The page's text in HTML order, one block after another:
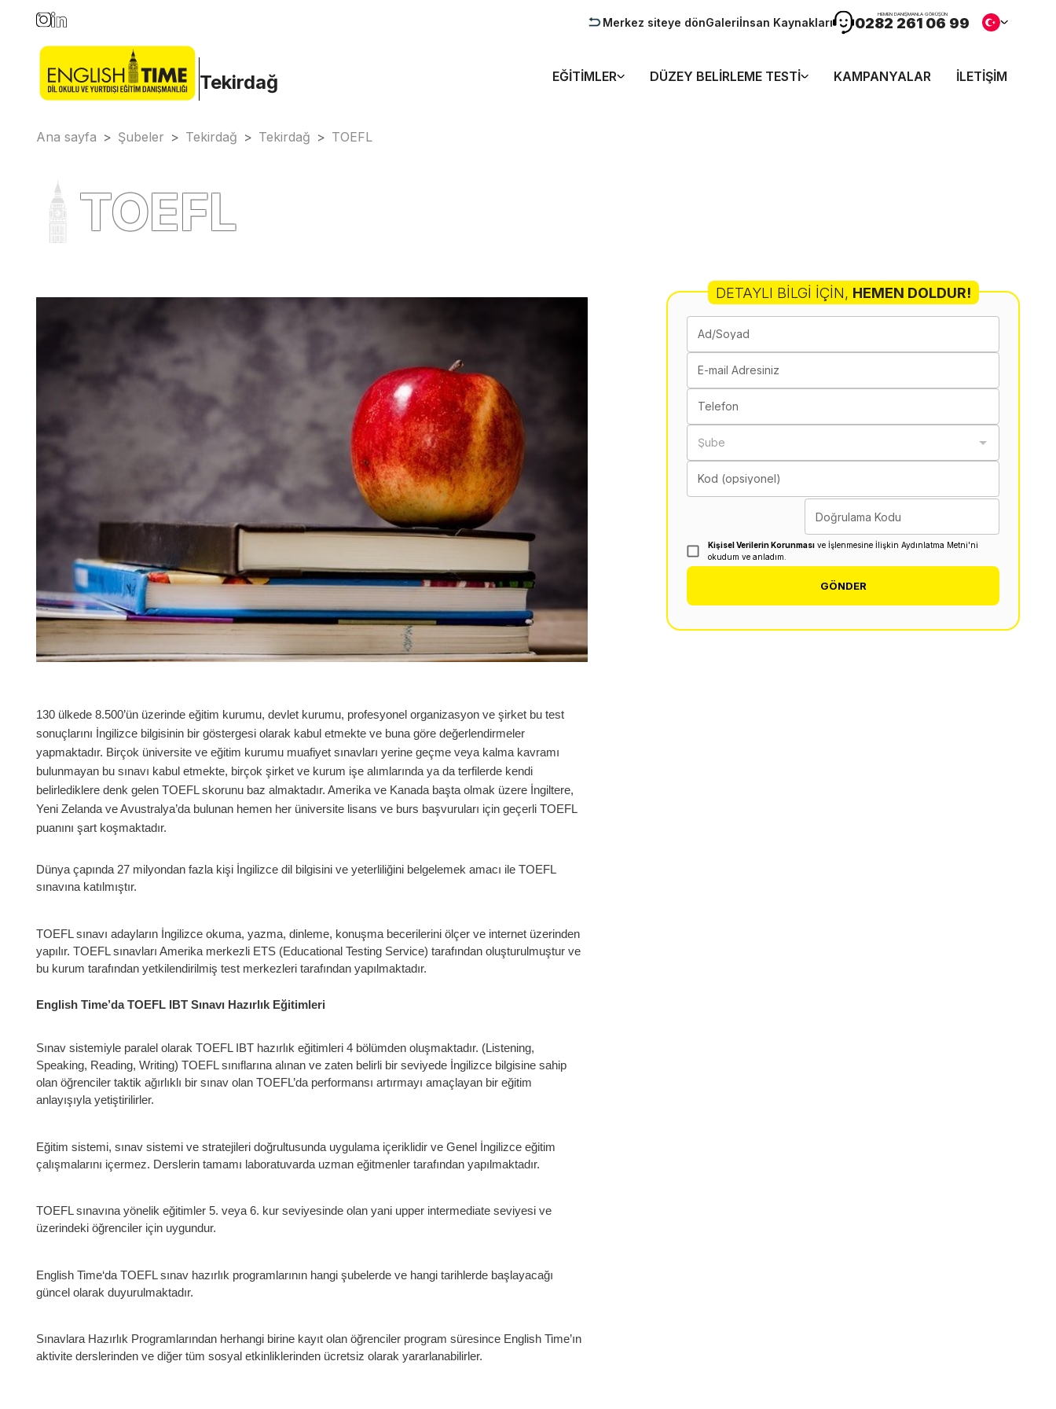
Merkez siteye dönGaleriİnsan Kaynakları
HEMEN DANIŞMANLA GÖRÜŞÜN
0282 261 06 99
Tekirdağ EĞITIMLER DÜZEY BELIRLEME TESTI KAMPANYALAR İLETIŞIM
Ana sayfa > Şubeler > Tekirdağ > Tekirdağ > TOEFL
TOEFL
130 ülkede 8.500’ün üzerinde eğitim kurumu, devlet kurumu, profesyonel organizasyon ve şirket bu test
sonuçlarını İngilizce bilgisinin bir göstergesi olarak kabul etmekte ve buna göre değerlendirmeler
yapmaktadır. Birçok üniversite ve eğitim kurumu muafiyet sınavları yerine geçme veya kalma kavramı
bulunmayan bu sınavı kabul etmekte, birçok şirket ve kurum işe alımlarında ya da terfilerde kendi
belirlediklere denk gelen TOEFL skorunu baz almaktadır. Amerika ve Kanada başta olmak üzere İngiltere,
Yeni Zelanda ve Avustralya’da bulunan hemen her üniversite lisans ve burs başvuruları için geçerli TOEFL
puanını şart koşmaktadır.
Dünya çapında 27 milyondan fazla kişi İngilizce dil bilgisini ve yeterliliğini belgelemek amacı ile TOEFL
sınavına katılmıştır.
TOEFL sınavı adayların İngilizce okuma, yazma, dinleme, konuşma becerilerini ölçer ve internet üzerinden
yapılır. TOEFL sınavları Amerika merkezli ETS (Educational Testing Service) tarafından oluşturulmuştur ve
bu kurum tarafından yetkilendirilmiş test merkezleri tarafından yapılmaktadır.
English Time’da TOEFL IBT Sınavı Hazırlık Eğitimleri
Sınav sistemiyle paralel olarak TOEFL IBT hazırlık eğitimleri 4 bölümden oluşmaktadır. (Listening,
Speaking, Reading, Writing) TOEFL sınıflarına alınan ve zaten belirli bir seviyede İngilizce bilgisine sahip
olan öğrenciler taktik ağırlıklı bir sınav olan TOEFL’da performansı artırmayı amaçlayan bir eğitim
anlayışıyla yetiştirilirler.
Eğitim sistemi, sınav sistemi ve stratejileri doğrultusunda uygulama içeriklidir ve Genel İngilizce eğitim
çalışmalarını içermez. Derslerin tamamı laboratuvarda uzman eğitmenler tarafından yapılmaktadır.
TOEFL sınavına yönelik eğitimler 5. veya 6. kur seviyesinde olan yani upper intermediate seviyesi ve
üzerindeki öğrenciler için uygundur.
English Time‘da TOEFL sınav hazırlık programlarının hangi şubelerde ve hangi tarihlerde başlayacağı
güncel olarak duyurulmaktadır.
Sınavlara Hazırlık Programlarından herhangi birine kayıt olan öğrenciler program süresince English Time’ın
aktivite derslerinden ve diğer tüm sosyal etkinliklerinden ücretsiz olarak yararlanabilirler.
DETAYLI BILGI İÇIN, HEMEN DOLDUR!
Ad/Soyad
E-mail Adresiniz
Telefon
Şube
Kod (opsiyonel)
Doğrulama Kodu
Kişisel Verilerin Korunması ve İşlenmesine İlişkin Aydınlatma Metni'ni
okudum ve anladım.
GÖNDER